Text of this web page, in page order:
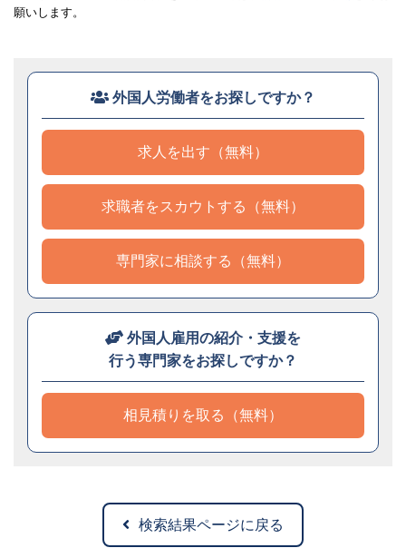
願いします。
外国人労働者をお探しですか？
求人を出す（無料）
求職者をスカウトする（無料）
専門家に相談する（無料）
外国人雇用の紹介・支援を
行う専門家をお探しですか？
相見積りを取る（無料）
検索結果ページに戻る